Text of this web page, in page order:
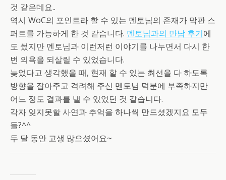
것 같은데요..
역시 WoC의 포인트라 할 수 있는 멘토님의 존재가 막판 스
퍼트를 가능하게 한 것 같습니다. 멘토님과의 만남 후기에
도 썼지만 멘토님과 이런저런 이야기를 나누면서 다시 한
번 의욕을 되살릴 수 있었습니다.
늦었다고 생각했을 때, 현재 할 수 있는 최선을 다 하도록
방향을 잡아주고 격려해 주신 멘토님 덕분에 부족하지만
어느 정도 결과를 낼 수 있었던 것 같습니다.
각자 잊지못할 사연과 추억을 하나씩 만드셨겠지요 모두
들?^^
두 달 동안 고생 많으셨어요~